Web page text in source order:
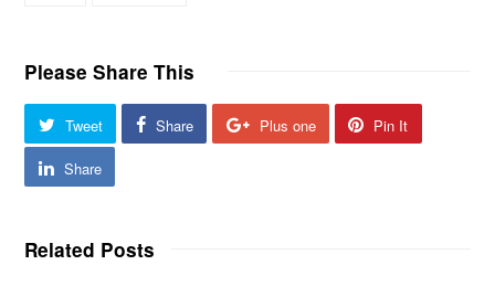
Please Share This
Tweet Share Plus one Pin It
Share
Related Posts